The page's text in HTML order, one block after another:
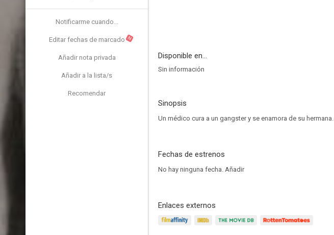
Notificarme cuando...
Editar fechas de marcado N
Añadir nota privada
Añadir a la lista/s
Recomendar
Disponible en...
Sin información
Sinopsis
Un médico cura a un gangster y se enamora de su hermana.
Fechas de estrenos
No hay ninguna fecha. Añadir
Enlaces externos